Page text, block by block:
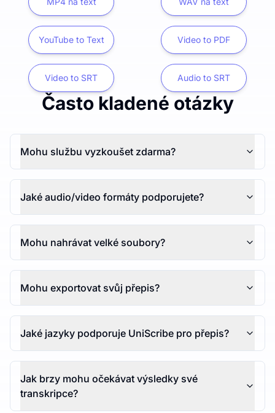
YouTube to Text Video to PDF
Video to SRT Audio to SRT
Často kladené otázky
Mohu službu vyzkoušet zdarma?
Jaké audio/video formáty podporujete?
Mohu nahrávat velké soubory?
Mohu exportovat svůj přepis?
Jaké jazyky podporuje UniScribe pro přepis?
Jak brzy mohu očekávat výsledky své
transkripce?